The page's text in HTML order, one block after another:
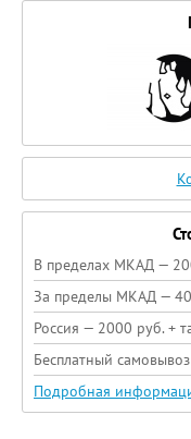
В пределах МКАД —
За пределы МКАД —
Россия — 2000 руб. +
Бесплатный самовывоз
Подробная